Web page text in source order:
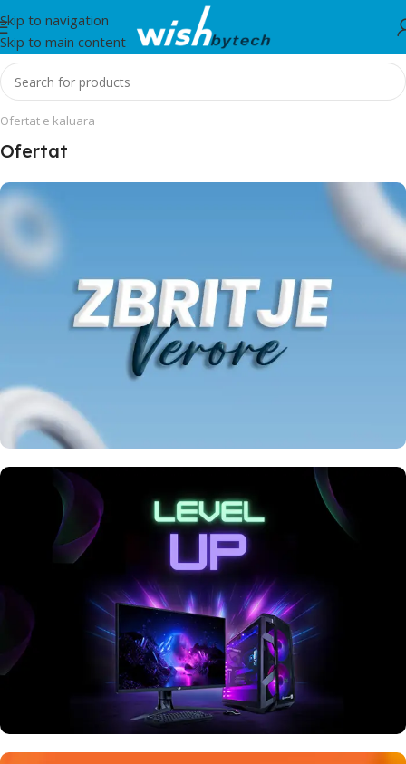
Skip to navigation
Skip to main content
Ofertat e kaluara
Ofertat
Zbritje Verore